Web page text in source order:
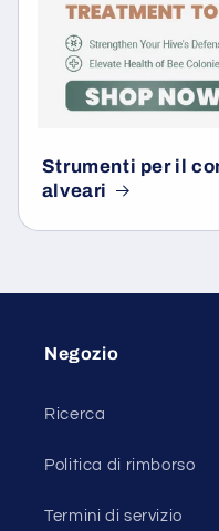
Strumenti per il
alveari
Negozio
Ricerca
Politica di rimborso
Termini di servizio